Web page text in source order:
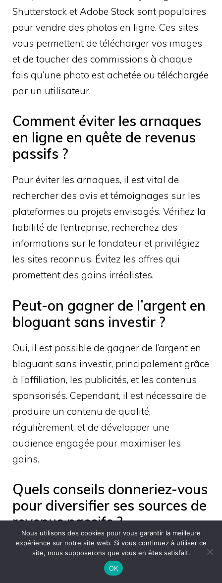
Shutterstock et Adobe Stock sont populaires
pour vendre des photos en ligne. Ces sites
vous permettent de télécharger vos images
et de toucher des commissions à chaque
fois qu’une photo est achetée ou téléchargée
par un utilisateur.
Comment éviter les arnaques
en ligne en quête de revenus
passifs ?
Pour éviter les arnaques, il est vital de
rechercher des avis et témoignages sur les
plateformes ou projets envisagés. Vérifiez la
fiabilité de l’entreprise, recherchez des
informations sur le fondateur et privilégiez
les sites reconnus. Évitez les offres qui
promettent des gains irréalistes.
Peut-on gagner de l’argent en
bloguant sans investir ?
Oui, il est possible de gagner de l’argent en
bloguant sans investir, principalement grâce
à l’affiliation, les publicités, et les contenus
sponsorisés. Cependant, il est nécessaire de
produire un contenu de qualité,
régulièrement, et de développer une
audience engagée pour maximiser les
gains.
Quels conseils donneriez-vous
pour diversifier ses sources de
revenus passifs ?
Pour diversifier vos revenus passifs,
combinez plusieurs stratégies comme
l’investissement immobilier, l’affiliation, et la
Nous utilisons des cookies pour vous garantir la meilleure
expérience sur notre site web. Si vous continuez à utiliser ce
site, nous supposerons que vous en êtes satisfait.
OK